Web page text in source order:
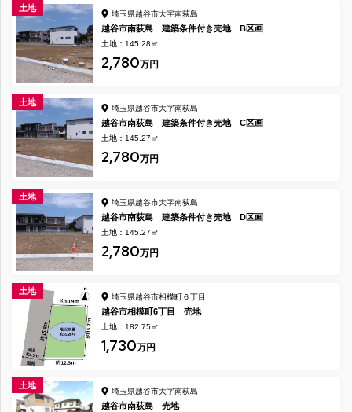
土地
埼玉県越谷市大字南荻島
越谷市南荻島 建築条件付き売地 B区画
土地：145.28㎡
2,780万円
土地
埼玉県越谷市大字南荻島
越谷市南荻島 建築条件付き売地 C区画
土地：145.27㎡
2,780万円
土地
埼玉県越谷市大字南荻島
越谷市南荻島 建築条件付き売地 D区画
土地：145.27㎡
2,780万円
土地
埼玉県越谷市相模町６丁目
越谷市相模町6丁目 売地
土地：182.75㎡
1,730万円
土地
埼玉県越谷市大字南荻島
越谷市南荻島 売地